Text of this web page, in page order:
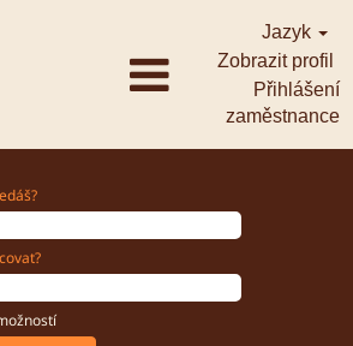
Jazyk
Zobrazit profil
Přihlášení
zaměstnance